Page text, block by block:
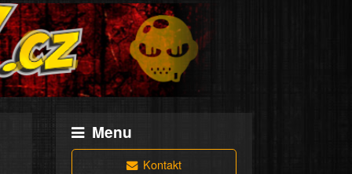
Menu
Kontakt